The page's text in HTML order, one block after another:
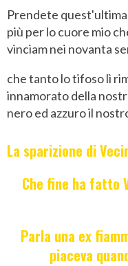
Prendete
più per lo cuore mio
vinciam nei novanta
che tanto lo tifoso lì
innamorato della
nero ed azzuro il
La sparizione di
Che fine ha fatto
Parla una ex
piaceva